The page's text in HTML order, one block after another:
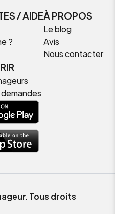
/ AIDE
?
À PROPOS
Le blog
Avis
Nous contacter
Tous droits